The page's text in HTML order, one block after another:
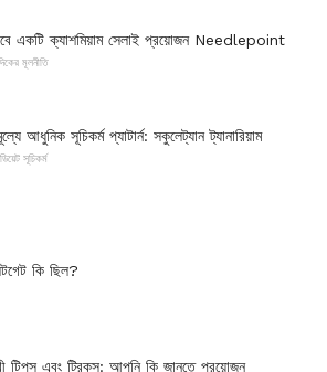
একটি ক্যাশমিয়াম সেলাই প্রয়োজন Needlepoint
মূলনীতি
আধুনিক সূচিকর্ম প্যাটার্ন: সকুলেট্যান ট্যানারিয়াম
সূচিকর্ম
কি ছিল?
টিপস এবং ট্রিকস: আপনি কি জানতে প্রয়োজন